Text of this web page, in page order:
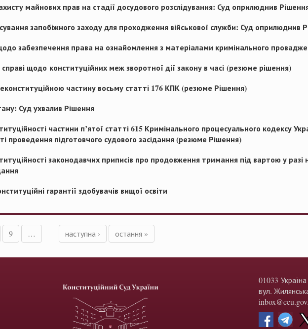
майнових прав на стадії досудового розслідування: Суд оприлюднив
запобіжного заходу для проходження військової служби: Суд оприлюднив
забезпечення права на ознайомлення з матеріалами кримінального
щодо конституційних меж зворотної дії закону в часі (резюме рішення)
частину восьму статті 176 КПК (резюме Рішення)
Суд ухвалив Рішення
частини п’ятої статті 615 Кримінального процесуального кодексу
проведення підготовчого судового засідання (резюме Рішення)
законодавчих приписів про продовження тримання під вартою у разі
гарантії здобувачів вищої освіти
9 … наступна › остання »
01033
вул.